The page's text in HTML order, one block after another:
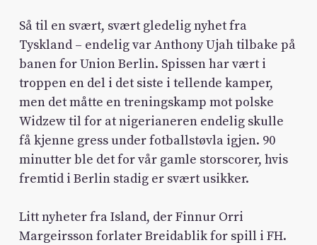
Så til en svært, svært gledelig nyhet fra
Tyskland – endelig var Anthony Ujah tilbake på
banen for Union Berlin. Spissen har vært i
troppen en del i det siste i tellende kamper,
men det måtte en treningskamp mot polske
Widzew til for at nigerianeren endelig skulle
få kjenne gress under fotballstøvla igjen. 90
minutter ble det for vår gamle storscorer, hvis
fremtid i Berlin stadig er svært usikker.
Litt nyheter fra Island, der Finnur Orri
Margeirsson forlater Breidablik for spill i FH.